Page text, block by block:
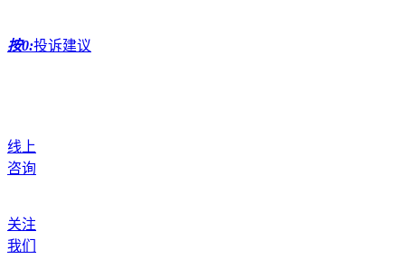
按0:投诉建议
线上
咨询
关注
我们